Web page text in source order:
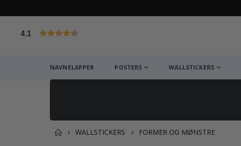
4.1
NAVNELAPPER POSTERS WALLSTICKERS
WALLSTICKERS FORMER OG MØNSTRE